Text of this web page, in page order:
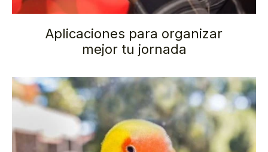
Aplicaciones para organizar
mejor tu jornada